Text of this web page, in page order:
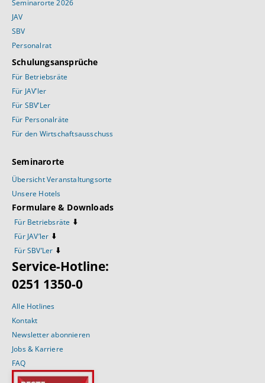
Seminarorte 2026
JAV
SBV
Personalrat
Schulungsansprüche
Für Betriebsräte
Für JAV’ler
Für SBV’Ler
Für Personalräte
Für den Wirtschaftsausschuss
Seminarorte
Übersicht Veranstaltungsorte
Unsere Hotels
Formulare & Downloads
Für Betriebsräte ⬇️
Für JAV’ler ⬇️
Für SBV’Ler ⬇️
Service-Hotline:
0251 1350-0
Alle Hotlines
Kontakt
Newsletter abonnieren
Jobs & Karriere
FAQ